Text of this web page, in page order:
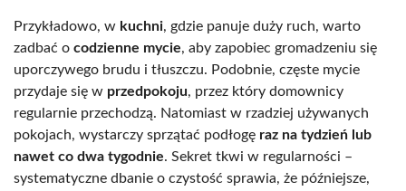
Przykładowo, w kuchni, gdzie panuje duży ruch, warto
zadbać o codzienne mycie, aby zapobiec gromadzeniu się
uporczywego brudu i tłuszczu. Podobnie, częste mycie
przydaje się w przedpokoju, przez który domownicy
regularnie przechodzą. Natomiast w rzadziej używanych
pokojach, wystarczy sprzątać podłogę raz na tydzień lub
nawet co dwa tygodnie. Sekret tkwi w regularności –
systematyczne dbanie o czystość sprawia, że późniejsze,